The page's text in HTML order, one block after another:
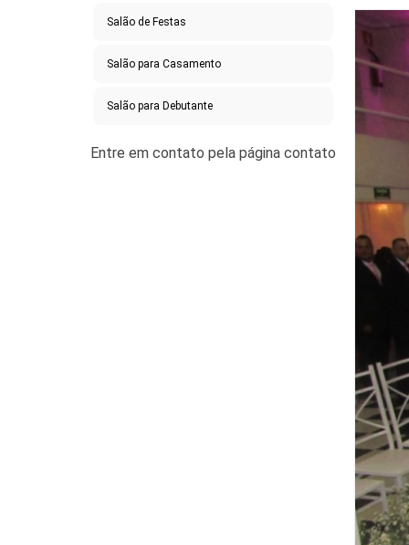
Salão de Festas
Salão para Casamento
Salão para Debutante